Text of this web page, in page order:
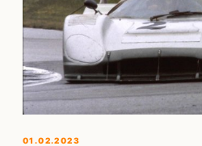
01.02.2023